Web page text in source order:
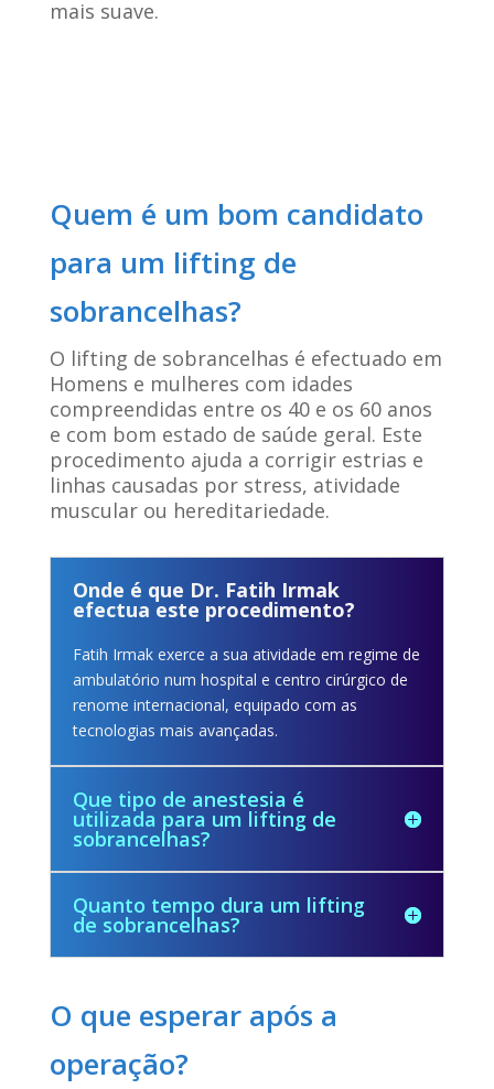
mais suave.
Quem é um bom candidato
para um lifting de
sobrancelhas?
O lifting de sobrancelhas é efectuado em
Homens e mulheres com idades
compreendidas entre os 40 e os 60 anos
e com bom estado de saúde geral. Este
procedimento ajuda a corrigir estrias e
linhas causadas por stress, atividade
muscular ou hereditariedade.
Onde é que Dr. Fatih Irmak
efectua este procedimento?
Fatih Irmak exerce a sua atividade em regime de
ambulatório num hospital e centro cirúrgico de
renome internacional, equipado com as
tecnologias mais avançadas.
Que tipo de anestesia é
utilizada para um lifting de
sobrancelhas?
Quanto tempo dura um lifting
de sobrancelhas?
O que esperar após a
operação?